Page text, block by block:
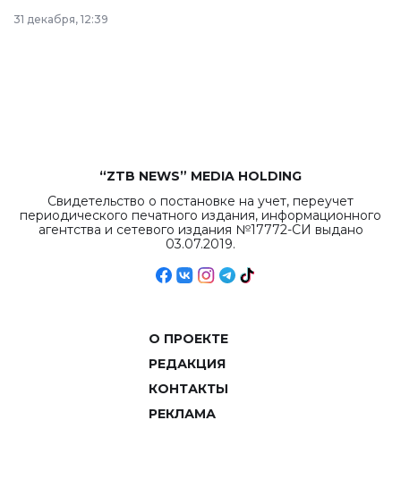
в Астане из
республиканского
31 декабря, 12:39
“ZTB NEWS” MEDIA HOLDING
Свидетельство о постановке на учет, переучет
периодического печатного издания, информационного
агентства и сетевого издания №17772-СИ выдано
03.07.2019.
О ПРОЕКТЕ
РЕДАКЦИЯ
КОНТАКТЫ
РЕКЛАМА